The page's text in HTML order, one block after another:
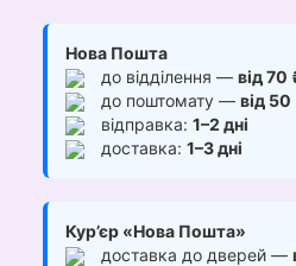
Нова Пошта
до відділення — від 70
до поштомату — від 50
відправка: 1–2 дні
доставка: 1–3 дні
Кур’єр «Нова Пошта»
доставка до дверей —